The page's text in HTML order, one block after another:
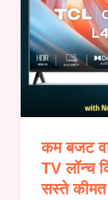
कम बजट
TV लॉन्च
सस्ते